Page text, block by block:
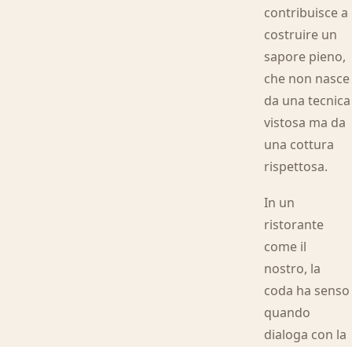
contribuisce a
costruire un
sapore pieno,
che non nasce
da una tecnica
vistosa ma da
una cottura
rispettosa.
In un
ristorante
come il
nostro, la
coda ha senso
quando
dialoga con la